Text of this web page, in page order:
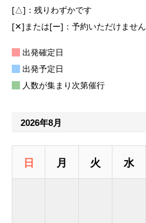
[△]：残りわずかです
[✕]または[ー]：予約いただけません
出発確定日
出発予定日
人数が集まり次第催行
2026年8月
日 月 火 水